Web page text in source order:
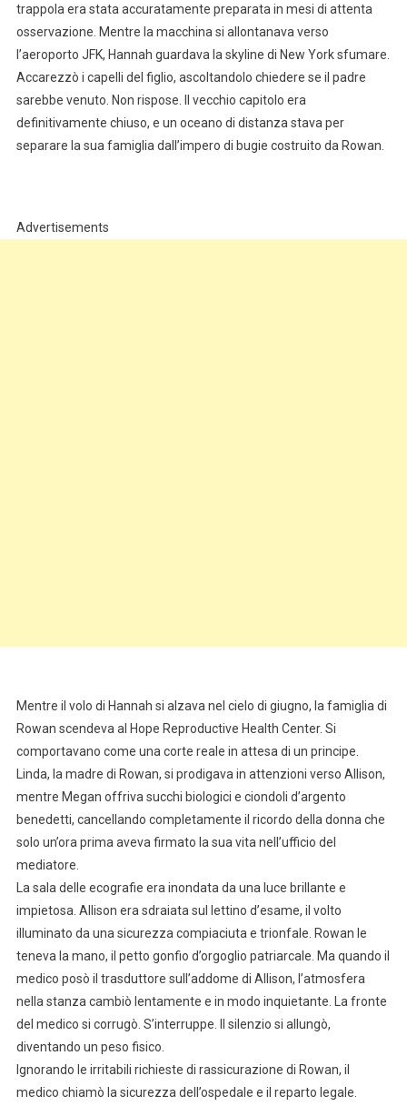
trappola era stata accuratamente preparata in mesi di attenta
osservazione. Mentre la macchina si allontanava verso
l’aeroporto JFK, Hannah guardava la skyline di New York sfumare.
Accarezzò i capelli del figlio, ascoltandolo chiedere se il padre
sarebbe venuto. Non rispose. Il vecchio capitolo era
definitivamente chiuso, e un oceano di distanza stava per
separare la sua famiglia dall’impero di bugie costruito da Rowan.
Advertisements
Mentre il volo di Hannah si alzava nel cielo di giugno, la famiglia di
Rowan scendeva al Hope Reproductive Health Center. Si
comportavano come una corte reale in attesa di un principe.
Linda, la madre di Rowan, si prodigava in attenzioni verso Allison,
mentre Megan offriva succhi biologici e ciondoli d’argento
benedetti, cancellando completamente il ricordo della donna che
solo un’ora prima aveva firmato la sua vita nell’ufficio del
mediatore.
La sala delle ecografie era inondata da una luce brillante e
impietosa. Allison era sdraiata sul lettino d’esame, il volto
illuminato da una sicurezza compiaciuta e trionfale. Rowan le
teneva la mano, il petto gonfio d’orgoglio patriarcale. Ma quando il
medico posò il trasduttore sull’addome di Allison, l’atmosfera
nella stanza cambiò lentamente e in modo inquietante. La fronte
del medico si corrugò. S’interruppe. Il silenzio si allungò,
diventando un peso fisico.
Ignorando le irritabili richieste di rassicurazione di Rowan, il
medico chiamò la sicurezza dell’ospedale e il reparto legale.